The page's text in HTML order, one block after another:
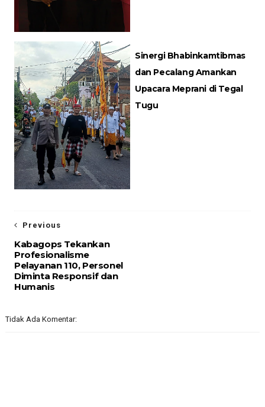
Sinergi Bhabinkamtibmas
dan Pecalang Amankan
Upacara Meprani di Tegal
Tugu
Previous
Kabagops Tekankan
Profesionalisme
Pelayanan 110, Personel
Diminta Responsif dan
Humanis
Tidak Ada Komentar: